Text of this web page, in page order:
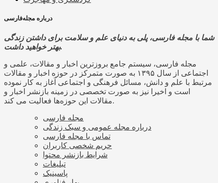
درباره مجله‌فارسی
شما با مجله فارسی، پلی به دنیای علم و سلامت برای داشتن زندگی
بهتر خواهید داشت.
مجله فارسی، سیستم جامع بروزترین اخبار و مقالات، علمی و
اجتماعی از سال ۱۳۹۵ به صورت متمرکز در حوزه اخبار و مقالات
مرتبط با علم و دانش، مسائل فرهنگی و اجتماعی آغاز به کار نموده
است و اخیرا نیز به صورت تخصصی در زمینه بازنشر اخبار و
مقالات این حوزه‌ها فعالیت می کند.
مجله فارسی
درباره مجله عمومی و سبک زندگی
تماس با مجله فارسی
حریم شخصی کاربران
شرایط بازنشر محتوا
تبلیغات
پاسینیک